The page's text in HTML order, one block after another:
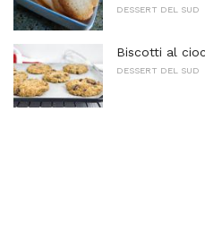
DESSERT DEL SUD
Biscotti al
DESSERT DEL SUD